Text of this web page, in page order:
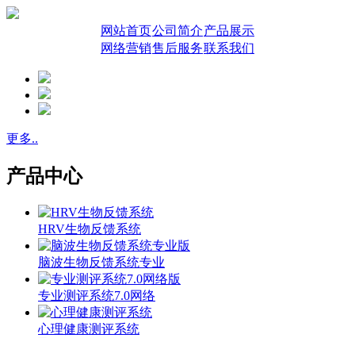
网站首页公司简介产品展示
网络营销售后服务联系我们
更多..
产品中心
HRV生物反馈系统
脑波生物反馈系统专业
专业测评系统7.0网络
心理健康测评系统